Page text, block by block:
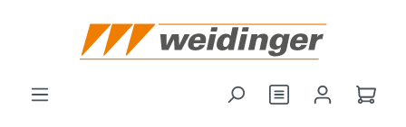
springen
Du hast 0